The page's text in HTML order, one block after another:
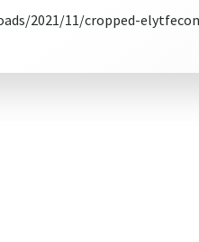
2021/11/cropped-